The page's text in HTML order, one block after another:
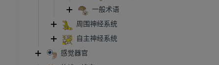
一般术语
周围神经系统
自主神经系统
感觉器官